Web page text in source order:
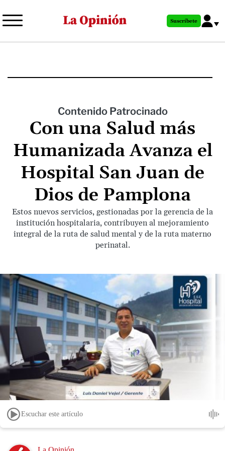
al
principal
Suscríbete
Contenido Patrocinado
Con una Salud más
Humanizada Avanza el
Hospital San Juan de
Dios de Pamplona
Estos nuevos servicios, gestionadas por la gerencia de la
institución hospitalaria, contribuyen al mejoramiento
integral de la ruta de salud mental y de la ruta materno
perinatal.
Escuchar este artículo